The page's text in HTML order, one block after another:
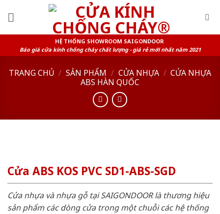
HỆ THỐNG SHOWROOM SAIGONDOOR
Báo giá cửa kính chống cháy chất lượng - giá rẻ mới nhất năm 2021
TRANG CHỦ / SẢN PHẨM / CỬA NHỰA / CỬA NHỰA
ABS HÀN QUỐC
Cửa ABS KOS PVC SD1-ABS-SGD
Cửa nhựa và nhựa gỗ tại SAIGONDOOR là thương hiệu
sản phẩm các dòng cửa trong một chuỗi các hệ thống